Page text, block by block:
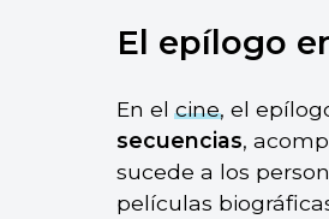
El epílogo
En elcine, el
secuencias,
sucede a los
películas